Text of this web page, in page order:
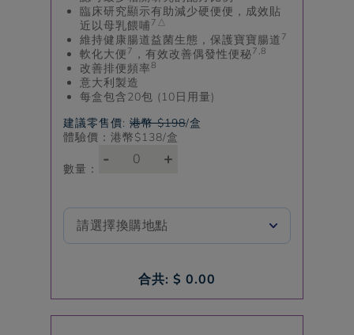
臨床研究顯示有助減少硬便便，成效貼
近以母乳餵哺 7△
維持健康腸道益菌生態，保護寶寶腸道 7
軟化大便 7 ，有效改善偶發性便秘7,8
改善排便頻率8
意大利製造
每盒包含20包 (10日用量)
建議零售價: 港幣 $198/盒
體驗價：港幣$138/盒
數量： - +
合共: $ 0.00